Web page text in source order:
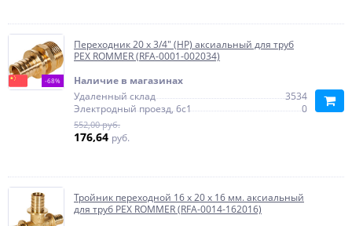
-68%
Переходник 20 x 3/4" (НР) аксиальный для труб
PEX ROMMER (RFA-0001-002034)
Наличие в магазинах
Удаленный склад
3534
Электродный проезд, 6с1
0
552,00 руб.
176,64 руб.
Тройник переходной 16 x 20 x 16 мм. аксиальный
для труб PEX ROMMER (RFA-0014-162016)